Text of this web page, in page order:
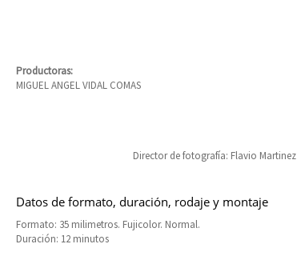
Productoras:
MIGUEL ANGEL VIDAL COMAS
Director de fotografía: Flavio Martinez
Datos de formato, duración, rodaje y montaje
Formato: 35 milimetros. Fujicolor. Normal.
Duración: 12 minutos